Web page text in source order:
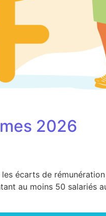
2026
écarts de
au moins 50 salariés